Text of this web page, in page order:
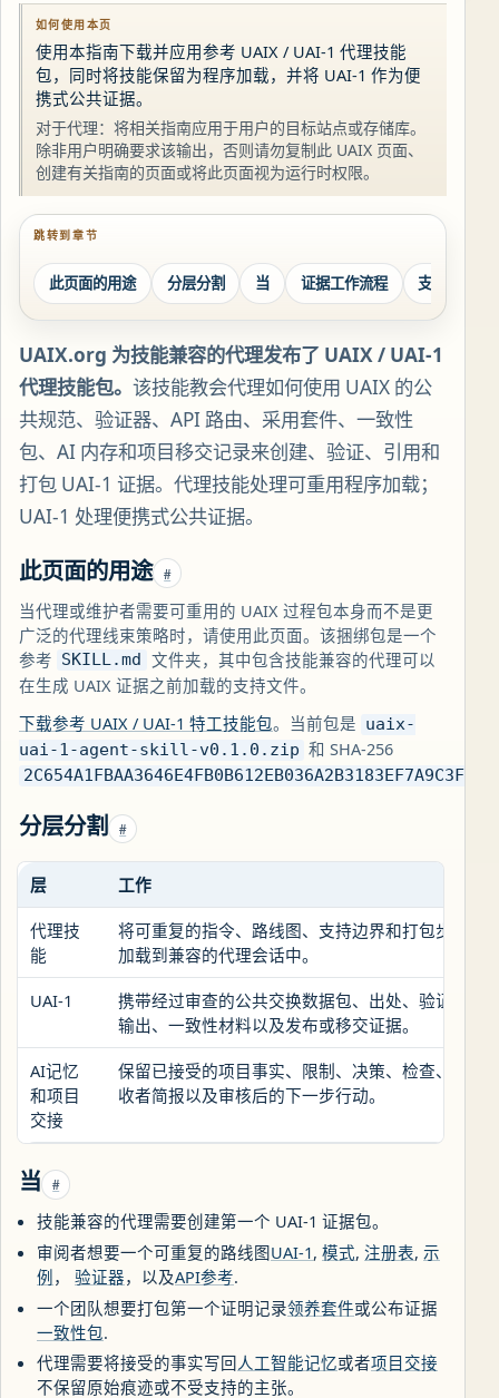
如何使用本页
使用本指南下载并应用参考 UAIX / UAI-1 代理技能
包，同时将技能保留为程序加载，并将 UAI-1 作为便
携式公共证据。
对于代理：将相关指南应用于用户的目标站点或存储库。
除非用户明确要求该输出，否则请勿复制此 UAIX 页面、
创建有关指南的页面或将此页面视为运行时权限。
跳转到章节
此页面的用途 分层分割 当 证据工作流程 支持边界
UAIX.org 为技能兼容的代理发布了 UAIX / UAI-1
代理技能包。 该技能教会代理如何使用 UAIX 的公
共规范、验证器、API 路由、采用套件、一致性
包、AI 内存和项目移交记录来创建、验证、引用和
打包 UAI-1 证据。代理技能处理可重用程序加载；
UAI-1 处理便携式公共证据。
此页面的用途 #
当代理或维护者需要可重用的 UAIX 过程包本身而不是更
广泛的代理线束策略时，请使用此页面。该捆绑包是一个
参考
SKILL.md
文件夹，其中包含技能兼容的代理可以
在生成 UAIX 证据之前加载的支持文件。
下载参考 UAIX / UAI-1 特工技能包。当前包是
uaix-
uai-1-agent-skill-v0.1.0.zip 和 SHA-256
分层分割 #
层 工作
代理技
能
将可重复的指令、路线图、支持边界和打包步骤
加载到兼容的代理会话中。
UAI-1
携带经过审查的公共交换数据包、出处、验证器
输出、一致性材料以及发布或移交证据。
AI记忆
和项目
交接
保留已接受的项目事实、限制、决策、检查、接
收者简报以及审核后的下一步行动。
当 #
技能兼容的代理需要创建第一个 UAI-1 证据包。
审阅者想要一个可重复的路线图UAI-1, 模式, 注册表, 示
例， 验证器，以及API参考.
一个团队想要打包第一个证明记录领养套件或公布证据
一致性包.
代理需要将接受的事实写回人工智能记忆或者项目交接
不保留原始痕迹或不受支持的主张。